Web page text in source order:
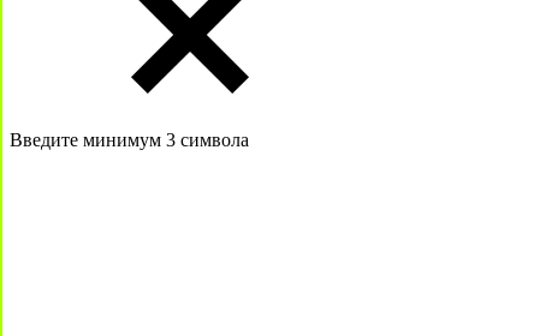
Введите минимум 3 символа